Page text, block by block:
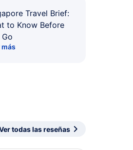
Travel Brief:
to Know Before
más
todas las reseñas